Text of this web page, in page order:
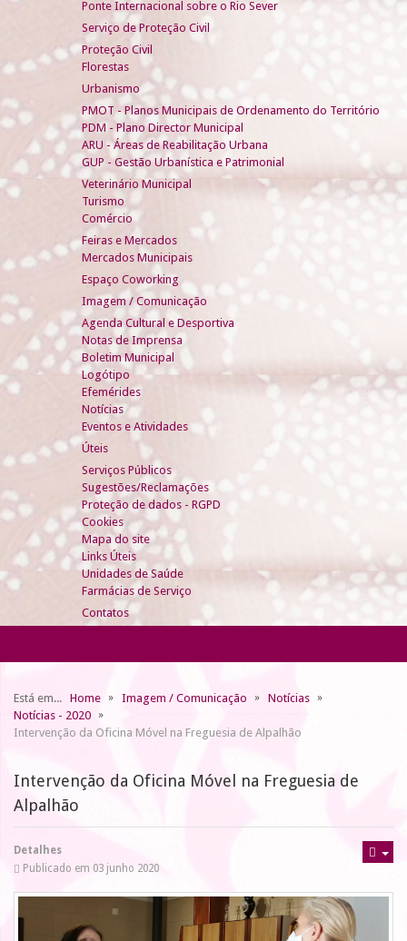
Ponte Internacional sobre o Rio Sever
Serviço de Proteção Civil
Proteção Civil
Florestas
Urbanismo
PMOT - Planos Municipais de Ordenamento do Território
PDM - Plano Director Municipal
ARU - Áreas de Reabilitação Urbana
GUP - Gestão Urbanística e Patrimonial
Veterinário Municipal
Turismo
Comércio
Feiras e Mercados
Mercados Municipais
Espaço Coworking
Imagem / Comunicação
Agenda Cultural e Desportiva
Notas de Imprensa
Boletim Municipal
Logótipo
Efemérides
Notícias
Eventos e Atividades
Úteis
Serviços Públicos
Sugestões/Reclamações
Proteção de dados - RGPD
Cookies
Mapa do site
Links Úteis
Unidades de Saúde
Farmácias de Serviço
Contatos
Está em... Home Imagem / Comunicação
Notícias
Notícias - 2020
Intervenção da Oficina Móvel na Freguesia de Alpalhão
Intervenção da Oficina Móvel na Freguesia de
Alpalhão
Detalhes
Publicado em 03 junho 2020